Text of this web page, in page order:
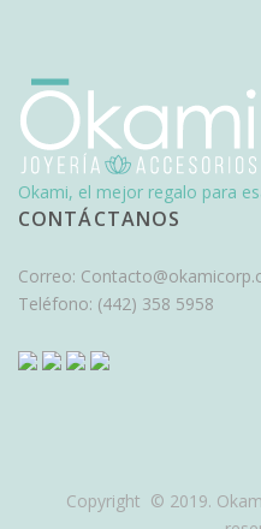
Okami, el mejor regalo para
CONTÁCTANOS
Correo:
Teléfono: (442) 358 5958
Copyright © 2019.